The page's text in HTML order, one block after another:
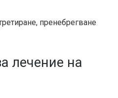
пренебрегване
лечение на